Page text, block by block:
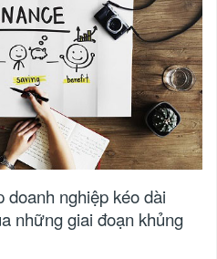
nghiệp kéo dài
những giai đoạn khủng